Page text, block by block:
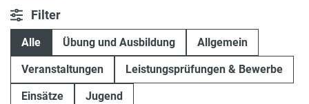
Filter
Alle Übung und Ausbildung Allgemein
Veranstaltungen Leistungsprüfungen & Bewerbe
Einsätze Jugend